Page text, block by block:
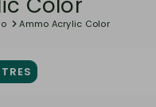
Ammo Acrylic Color